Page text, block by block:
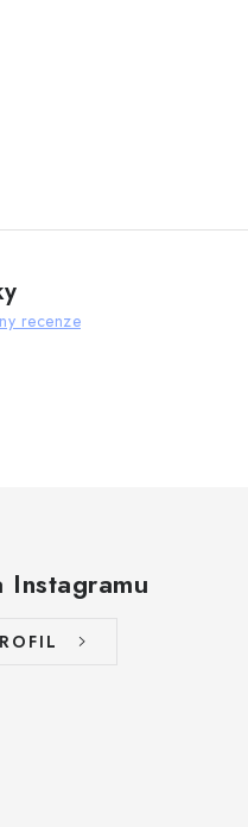
recenze
Instagramu